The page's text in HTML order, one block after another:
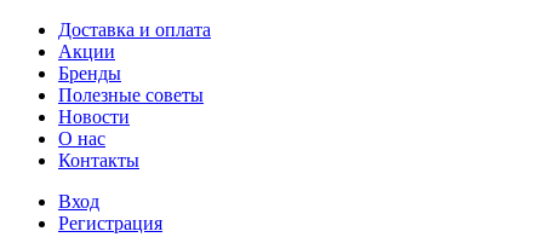
Доставка и оплата
Акции
Бренды
Полезные советы
Новости
О нас
Контакты
Вход
Регистрация